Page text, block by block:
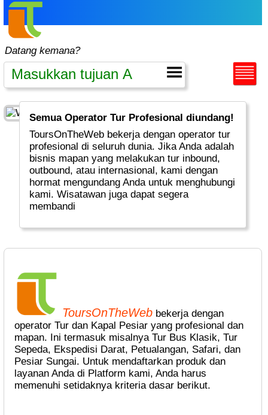
Datang kemana?
Semua Operator Tur Profesional diundang!
ToursOnTheWeb bekerja dengan operator tur
profesional di seluruh dunia. Jika Anda adalah
bisnis mapan yang melakukan tur inbound,
outbound, atau internasional, kami dengan
hormat mengundang Anda untuk menghubungi
kami. Wisatawan juga dapat segera
membandi
ToursOnTheWebbekerja dengan
operator Tur dan Kapal Pesiar yang profesional dan
mapan. Ini termasuk misalnya Tur Bus Klasik, Tur
Sepeda, Ekspedisi Darat, Petualangan, Safari, dan
Pesiar Sungai. Untuk mendaftarkan produk dan
layanan Anda di Platform kami, Anda harus
memenuhi setidaknya kriteria dasar berikut.